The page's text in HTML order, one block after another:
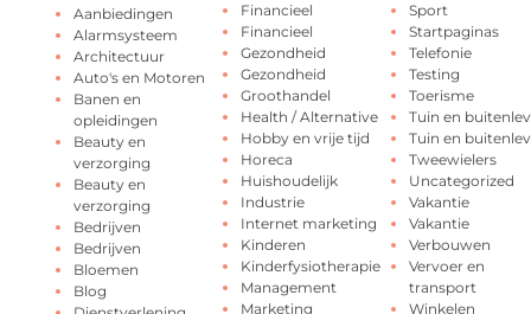
Aanbiedingen
Alarmsysteem
Architectuur
Auto's en Motoren
Banen en
opleidingen
Beauty en
verzorging
Beauty en
verzorging
Bedrijven
Bedrijven
Bloemen
Blog
Financieel
Financieel
Gezondheid
Gezondheid
Groothandel
Health / Alternative
Hobby en vrije tijd
Horeca
Huishoudelijk
Industrie
Internet marketing
Kinderen
Kinderfysiotherapie
Management
Marketing
Sport
Startpaginas
Telefonie
Testing
Toerisme
Tuin en
Tuin en
Tweewielers
Uncategorized
Vakantie
Vakantie
Verbouwen
Vervoer en
transport
Winkelen